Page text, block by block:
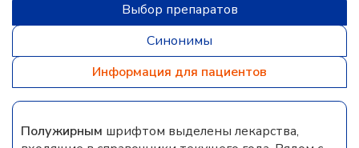
Выбор препаратов
Синонимы
Информация для пациентов
Полужирным шрифтом выделены лекарства,